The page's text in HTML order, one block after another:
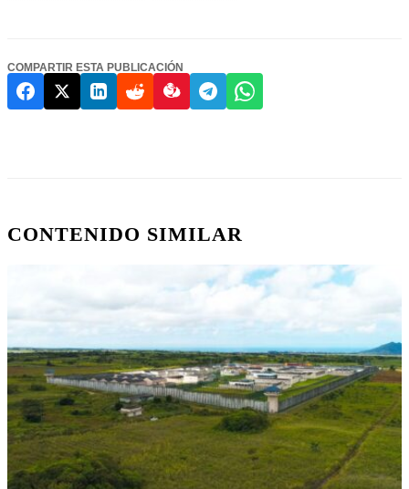
COMPARTIR ESTA PUBLICACIÓN
CONTENIDO SIMILAR